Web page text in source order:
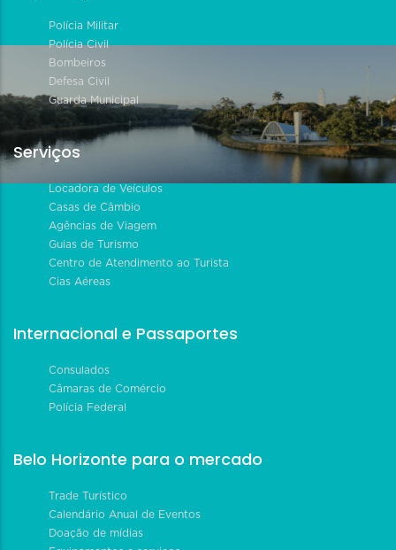
Polícia Militar
Polícia Civil
Bombeiros
Defesa Civil
Guarda Municipal
Serviços
Locadora de Veículos
Casas de Câmbio
Agências de Viagem
Guias de Turismo
Centro de Atendimento ao Turista
Cias Aéreas
Internacional e Passaportes
Consulados
Câmaras de Comércio
Polícia Federal
Belo Horizonte para o mercado
Trade Turístico
Calendário Anual de Eventos
Doação de mídias